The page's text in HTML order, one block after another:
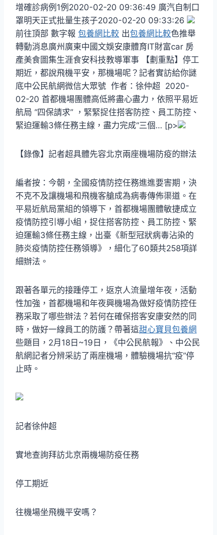
增確診病例1例2020-02-20 09:36:49 廣汽自制口
罩明天正式批量生孩子2020-02-20 09:33:26
前往頂部 數字報 包養網比較 出包養網比較色推舉
轉動消息廣州廣東中國文娛安康體育IT財富car 房
產美食圖集生涯食安科技教導軍事 【劃重點】停工
期近，都說飛機平安，那機場呢？記者實訪給你謎
底中公民航網微信大眾號 作者：徐仲超 2020-
02-20 首都機場團體高低將盡心盡力，依照平易近
航局 “四保請求” ，緊緊捉住搭客防控、員工防控、
緊迫運輸3條任務主線，盡力完成“三個… [p>
【錄像】記者超具體先容北京兩座機場防疫的辦法
編者按：今朝，全國疫情防控任務進進要害期，決
不克不及讓機場和飛機客艙成為病毒傳佈渠道。在
平易近航局黨組的領導下，首都機場團體敏捷成立
疫情防控引導小組，捉住搭客防控、員工防控、緊
迫運輸3條任務主線，出臺《新型冠狀病毒沾染的
肺炎疫情防控任務領導》，細化了60類共258項詳
細辦法。
跟著各單元的接踵停工，返京人流量增年夜，活動
性加強，首都機場和年夜興機場為做好疫情防控任
務采取了哪些辦法？若何在確保搭客安康安然的同
時，做好一線員工的防護？帶著這甜心寶貝包養網
些題目，2月18日~19日，《中公民航報》、中公民
航網記者分辨采訪了兩座機場，體驗機場抗“疫”停
止時。
記者徐仲超
實地查詢拜訪北京兩機場防疫任務
停工期近
往機場坐飛機平安嗎？